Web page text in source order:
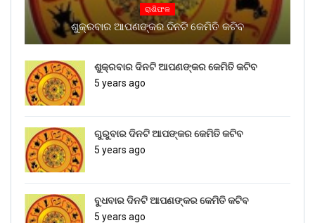
ରାଶିଫଳ
ଶୁକ୍ରବାର ଆପଣଙ୍କର ଦିନଟି କେମିତି କଟିବ
ଶୁକ୍ରବାର ଦିନଟି ଆପଣଙ୍କର କେମିତି କଟିବ
5 years ago
ଗୁରୁବାର ଦିନଟି ଆପଙ୍କର କେମିତି କଟିବ
5 years ago
ବୁଧବାର ଦିନଟି ଆପଣଙ୍କର କେମିତି କଟିବ
5 years ago